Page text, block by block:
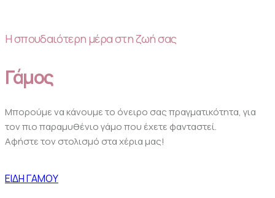
Η σπουδαιότερη μέρα στη ζωή σας
Γάμος
Μπορούμε να κάνουμε το όνειρο σας πραγματικότητα, για
τον πιο παραμυθένιο γάμο που έχετε φανταστεί.
Αφήστε τον στολισμό στα χέρια μας!
ΕΙΔΗ ΓΑΜΟΥ